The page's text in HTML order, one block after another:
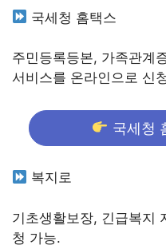
국세청 홈택스
주민등록등본, 가족관계
서비스를 온라인으로 신
국세청
복지로
기초생활보장, 긴급복지
청 가능.